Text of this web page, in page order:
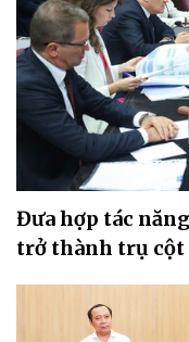
Đưa hợp tác
trở thành trụ cột